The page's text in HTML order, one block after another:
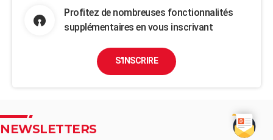
Profitez de nombreuses fonctionnalités
supplémentaires en vous inscrivant
S'INSCRIRE
NEWSLETTERS